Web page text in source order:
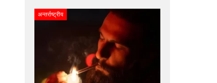
अन्तर्राष्ट्रीय